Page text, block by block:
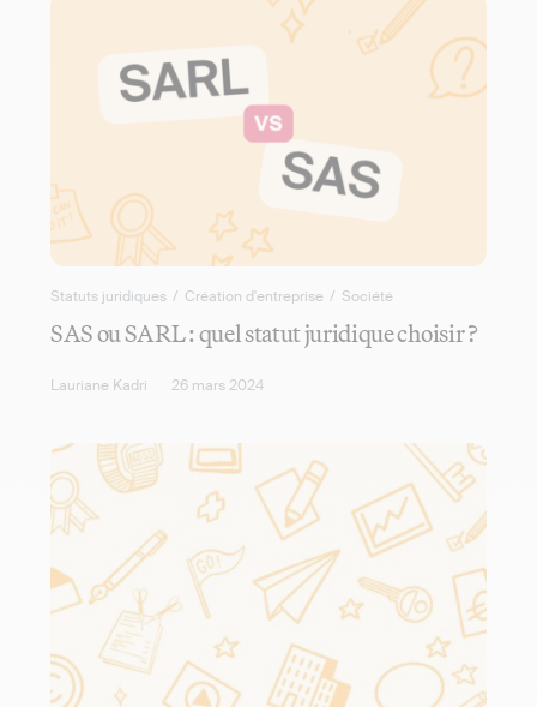
Statuts juridiques / Création d'entreprise / Société
SAS ou SARL : quel statut juridique choisir ?
Lauriane Kadri 26 mars 2024